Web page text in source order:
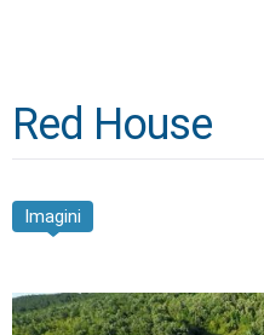
Red House
Imagini